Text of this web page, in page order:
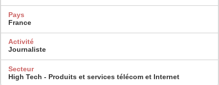
Pays
France
Activité
Journaliste
Secteur
High Tech - Produits et services télécom et Internet